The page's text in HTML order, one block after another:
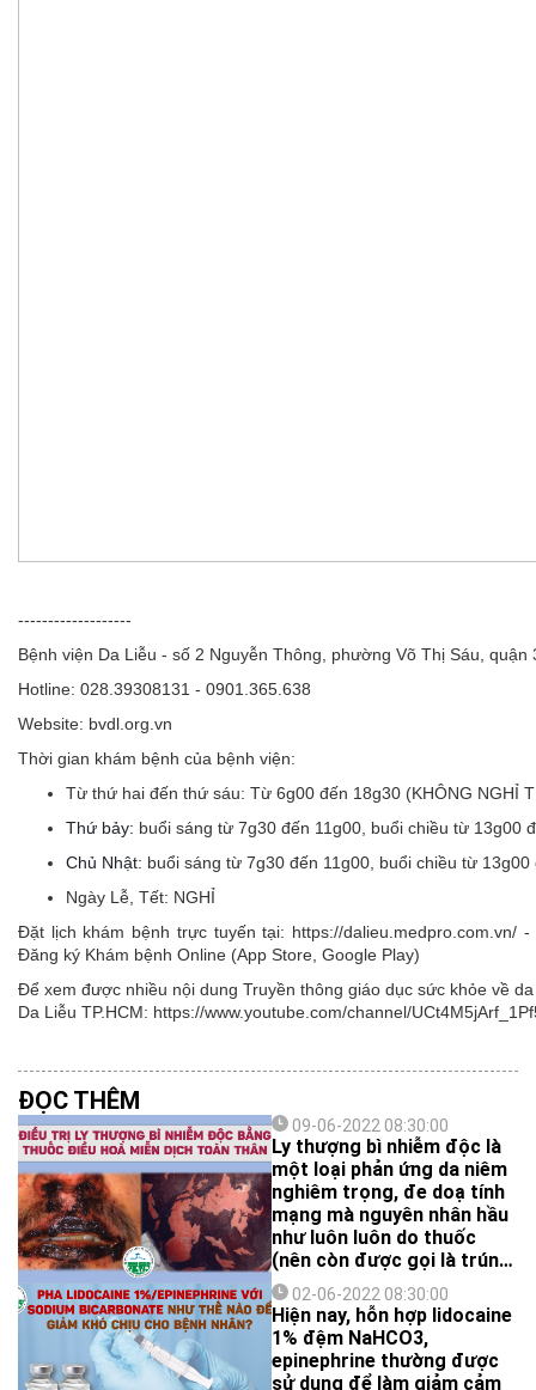
-------------------
Bệnh viện Da Liễu - số 2 Nguyễn Thông, phường Võ Thị Sáu, quận
Hotline: 028.39308131 - 0901.365.638
Website: bvdl.org.vn
Thời gian khám bệnh của bệnh viện:
Từ thứ hai đến thứ sáu: Từ 6g00 đến 18g30 (KHÔNG NGHỈ
Thứ bảy: buổi sáng từ 7g30 đến 11g00, buổi chiều từ 13g00
Chủ Nhật: buổi sáng từ 7g30 đến 11g00, buổi chiều từ 13g00
Ngày Lễ, Tết: NGHỈ
Đặt lịch khám bệnh trực tuyến tại: https://dalieu.medpro.com.vn/
Đăng ký Khám bệnh Online (App Store, Google Play)
Để xem được nhiều nội dung Truyền thông giáo dục sức khỏe về
Da Liễu TP.HCM: https://www.youtube.com/channel/
ĐỌC THÊM
09-06-2022 08:30:00
Ly thượng bì nhiễm độc là
một loại phản ứng da niêm
nghiêm trọng, đe doạ tính
mạng mà nguyên nhân hầu
như luôn luôn do thuốc
(nên còn được gọi là trúng
độc da do thuốc). Thể
trúng độc da do thuốc này
có đặc trưng là toàn bộ
các lớp của thượng bì bị
hoại tử trên diện rộng, tạo
02-06-2022 08:30:00
Hiện nay, hỗn hợp lidocaine
1% đệm NaHCO3,
epinephrine thường được
sử dụng để làm giảm cảm